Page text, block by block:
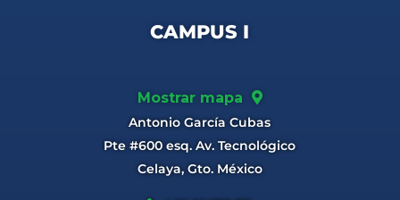
CAMPUS I
Mostrar mapa
Antonio García Cubas
Pte #600 esq. Av. Tecnológico
Celaya, Gto. México